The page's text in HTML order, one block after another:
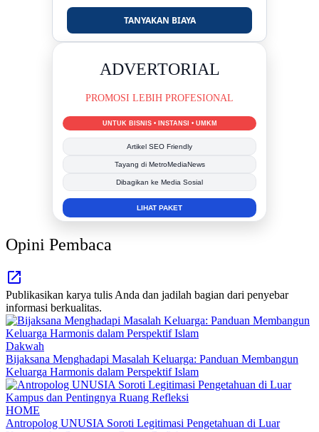
TANYAKAN BIAYA
ADVERTORIAL
PROMOSI LEBIH PROFESIONAL
UNTUK BISNIS • INSTANSI • UMKM
Artikel SEO Friendly
Tayang di MetroMediaNews
Dibagikan ke Media Sosial
LIHAT PAKET
Opini Pembaca
Publikasikan karya tulis Anda dan jadilah bagian dari penyebar
informasi berkualitas.
Dakwah
Bijaksana Menghadapi Masalah Keluarga: Panduan Membangun
Keluarga Harmonis dalam Perspektif Islam
HOME
Antropolog UNUSIA Soroti Legitimasi Pengetahuan di Luar